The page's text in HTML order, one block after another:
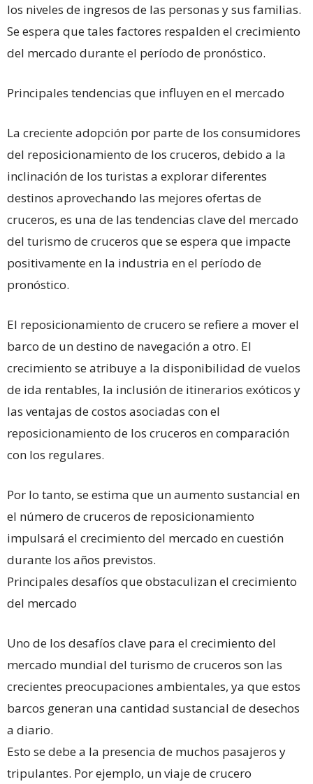
los niveles de ingresos de las personas y sus familias.
Se espera que tales factores respalden el crecimiento
del mercado durante el período de pronóstico.
Principales tendencias que influyen en el mercado
La creciente adopción por parte de los consumidores
del reposicionamiento de los cruceros, debido a la
inclinación de los turistas a explorar diferentes
destinos aprovechando las mejores ofertas de
cruceros, es una de las tendencias clave del mercado
del turismo de cruceros que se espera que impacte
positivamente en la industria en el período de
pronóstico.
El reposicionamiento de crucero se refiere a mover el
barco de un destino de navegación a otro. El
crecimiento se atribuye a la disponibilidad de vuelos
de ida rentables, la inclusión de itinerarios exóticos y
las ventajas de costos asociadas con el
reposicionamiento de los cruceros en comparación
con los regulares.
Por lo tanto, se estima que un aumento sustancial en
el número de cruceros de reposicionamiento
impulsará el crecimiento del mercado en cuestión
durante los años previstos.
Principales desafíos que obstaculizan el crecimiento
del mercado
Uno de los desafíos clave para el crecimiento del
mercado mundial del turismo de cruceros son las
crecientes preocupaciones ambientales, ya que estos
barcos generan una cantidad sustancial de desechos
a diario.
Esto se debe a la presencia de muchos pasajeros y
tripulantes. Por ejemplo, un viaje de crucero